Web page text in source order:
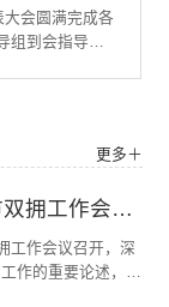
达学习习近平
作出的重要指
然艰巨。要
不下”的责任感
会圆满完成各
组到会指导。
市第十五次
国共产党个旧
市行政中心开
表257名，实
开代表中国
全面发力 为谱
传达学习习近
先队红领巾讲
体，深化“红
，在宣讲感悟
达学习习近平
作出的重要指
然艰巨。要
不下”的责任感
会圆满完成各
组到会指导。
市第十五次
国共产党个旧更多＋
市委退役军人事务工作领导小组暨市双拥工作会议召开
工作会议召开，深
作的重要论述，传
工作情况汇报，审